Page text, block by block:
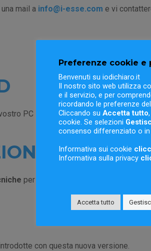
mail a info@i-esse.com e vi
PC il file dell’aggiornamento.
per realizzare l’aggiornamento.
con questa nuova versione.
Preferenze cookie e
Benvenuti su iodichiaro.it
Il nostro sito web utilizza
e il servizio, e per
ricordando le preferenze
Cliccando su Accetta tutto
cookie. Se selezioni
consenso differenziato o
Informativa sui cookie
Informativa sulla privacy
Accetta tutto